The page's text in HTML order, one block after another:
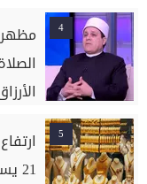
4
5
21 يسجل 6115 جنيهًا